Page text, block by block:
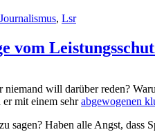
Journalismus, Lsr
vom
niemand will darüber reden?
mit einem sehrabgewogenen
sagen? Haben alle Angst, dass